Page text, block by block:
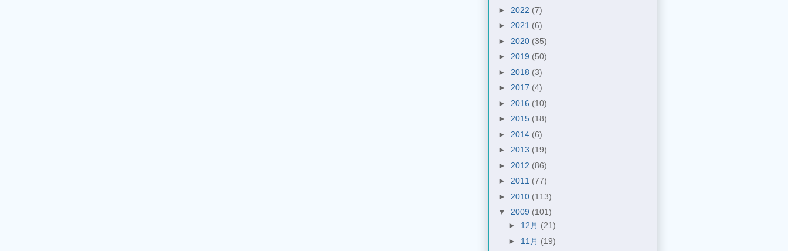
► 2022 (7)
► 2021 (6)
► 2020 (35)
► 2019 (50)
► 2018 (3)
► 2017 (4)
► 2016 (10)
► 2015 (18)
► 2014 (6)
► 2013 (19)
► 2012 (86)
► 2011 (77)
► 2010 (113)
▼ 2009 (101)
► 12月 (21)
► 11月 (19)